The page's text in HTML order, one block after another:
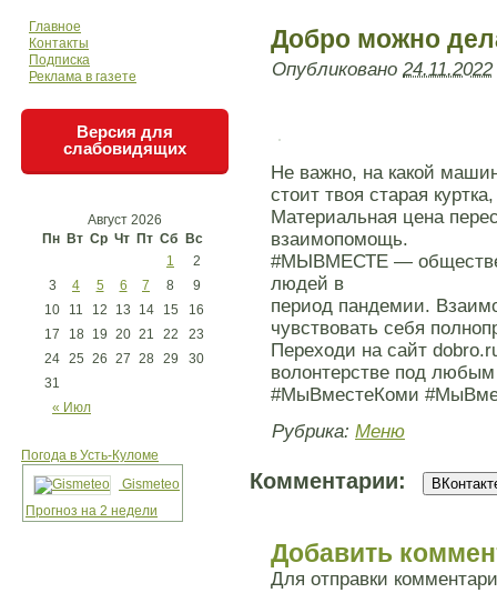
Главное
Контакты
Подписка
Реклама в газете
Версия для
слабовидящих
Август 2026
Пн Вт Ср Чт Пт Сб Вс
« Июл
1
2
3
4 5 6 7 8
9
10
11 12 13 14 15
16
17
18 19 20 21 22
23
24 25 26 27 28 29
30
31
Погода в Усть-Куломе
Gismeteo
Прогноз на 2 недели
Добро можно
Опубликовано 24.11.2022
Не важно, на какой
стоит твоя старая
Материальная цена
взаимопомощь.
#МЫВМЕСТЕ —
людей в
период пандемии.
чувствовать себя
Переходи на сайт
волонтерстве под
#МыВместеКоми
Рубрика: Меню
Комментарии:
Добавить
Для отправки